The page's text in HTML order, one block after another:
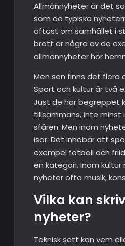
Allmännyheter är det
som de typiska
oftast om samhället i
brott är några av de
allmännyheter hör
Men sen finns det flera
Sport och kultur är två
Just de här begreppet
tillsammans, inte minst
sfären. Men inom
isär. Det innebär att
exempel fotboll och
en kategori. Inom
nyheter ofta musik,
Vilka kan
nyheter?
Teknisk sett kan vem